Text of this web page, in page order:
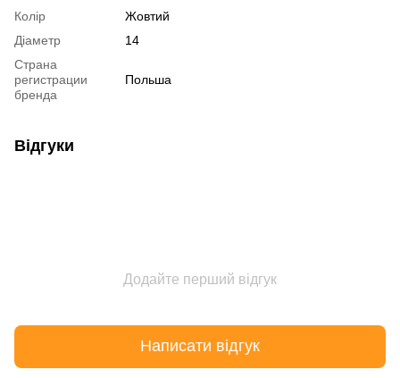
Колір
Жовтий
Діаметр
14
Страна
регистрации
бренда
Польша
Відгуки
Додайте перший відгук
Написати відгук